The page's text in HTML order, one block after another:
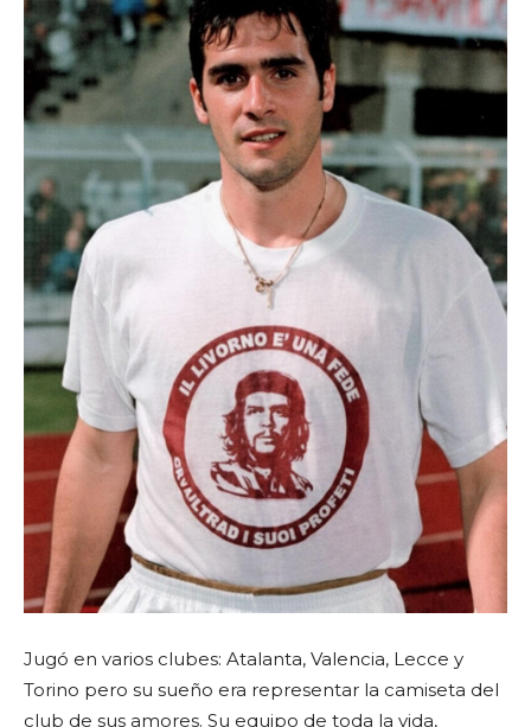
Jugó en varios clubes: Atalanta, Valencia, Lecce y
Torino pero su sueño era representar la camiseta del
club de sus amores. Su equipo de toda la vida,